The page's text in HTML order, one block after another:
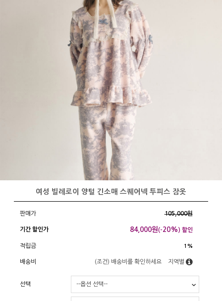
여성 빌레로이 양털 긴소매 스퀘어넥 투피스 잠옷
판매가 105,000원
기간 할인가 84,000원(-20%) 할인
적립금 1%
배송비 (조건) 배송비를 확인하세요 지역별
선택